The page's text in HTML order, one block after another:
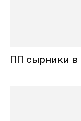
ПП сырники в